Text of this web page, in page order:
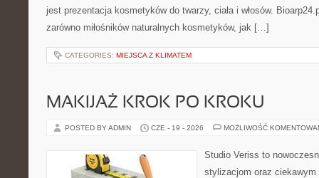
jest prezentacja kosmetyków do twarzy, ciała i włosów.
zarówno miłośników naturalnych kosmetyków, jak […]
CATEGORIES: MIEJSCA Z KLIMATEM
MAKIJAŻ KROK PO KROKU
POSTED BY ADMIN CZE - 19 - 2026 MOŻLIWOŚĆ
Studio Veriss to
stylizacjom oraz ciekawym